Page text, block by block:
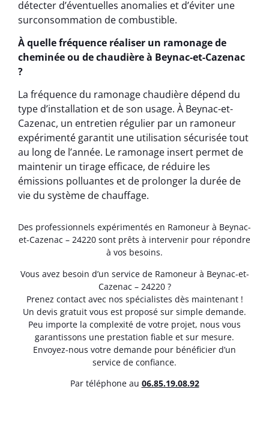
détecter d’éventuelles anomalies et d’éviter une
surconsommation de combustible.
À quelle fréquence réaliser un ramonage de
cheminée ou de chaudière à Beynac-et-Cazenac
?
La fréquence du ramonage chaudière dépend du
type d’installation et de son usage. À Beynac-et-
Cazenac, un entretien régulier par un ramoneur
expérimenté garantit une utilisation sécurisée tout
au long de l’année. Le ramonage insert permet de
maintenir un tirage efficace, de réduire les
émissions polluantes et de prolonger la durée de
vie du système de chauffage.
Des professionnels expérimentés en Ramoneur à Beynac-
et-Cazenac – 24220 sont prêts à intervenir pour répondre
à vos besoins.
Vous avez besoin d’un service de Ramoneur à Beynac-et-
Cazenac – 24220 ?
Prenez contact avec nos spécialistes dès maintenant !
Un devis gratuit vous est proposé sur simple demande.
Peu importe la complexité de votre projet, nous vous
garantissons une prestation fiable et sur mesure.
Envoyez-nous votre demande pour bénéficier d’un
service de confiance.
Par téléphone au 06.85.19.08.92